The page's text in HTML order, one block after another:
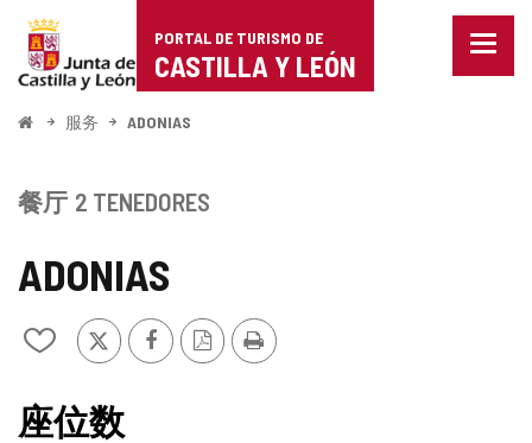
Portal
de
Turismo
Castilla
León
PORTAL DE TURISMO DE
CASTILLA Y LEÓN
菜
开
服务 ADONIAS
ADONIAS
从
笔
记
推
特
FacebookPDF
版
打
印
餐厅 2 TENEDORES
座位数